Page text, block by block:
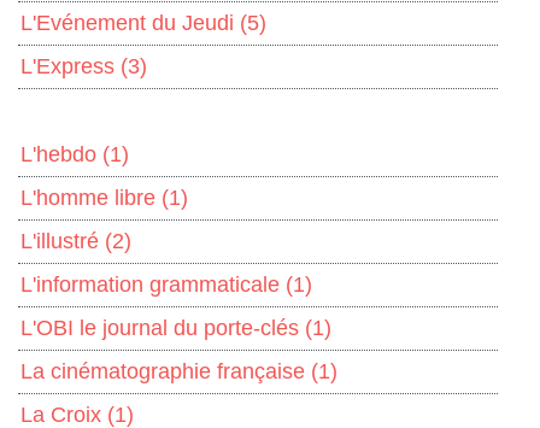
L'Evénement du Jeudi (5)
L'Express (3)
L'hebdo (1)
L'homme libre (1)
L'illustré (2)
L'information grammaticale (1)
L'OBI le journal du porte-clés (1)
La cinématographie française (1)
La Croix (1)